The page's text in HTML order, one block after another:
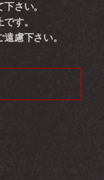
さい。
す。
慮下さい。